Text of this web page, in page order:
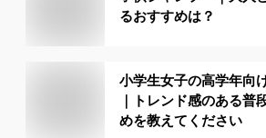
るおすすめは？
小学生女子の高学年向
｜トレンド感のある普
めを教えてください